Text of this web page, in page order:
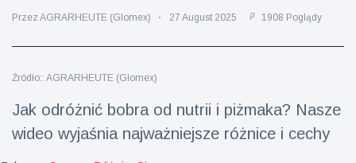
Żywność i picie
Gry
(160)
Styl życia
(121)
Przez AGRARHEUTE (Glomex) 27 August 2025 1908 Poglądy
Źródło:: AGRARHEUTE (Glomex)
Jak odróżnić bobra od nutrii i piżmaka? Nasze
wideo wyjaśnia najważniejsze różnice i cechy